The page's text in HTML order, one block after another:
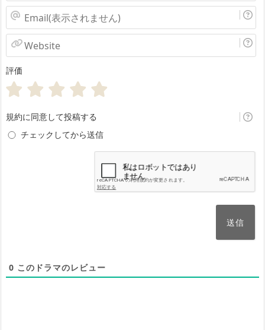
お
名
前
Email(表
示
さ
れ
ま
ん)
Website
評価
規約に同意して投稿する
チェックしてから送信
0 このドラマのレビュー